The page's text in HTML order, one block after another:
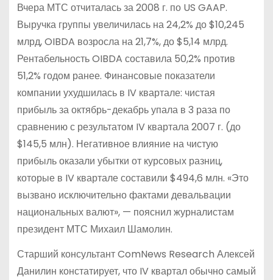
Вчера МТС отчиталась за 2008 г. по US GAAP.
Выручка группы увеличилась на 24,2% до $10,245
млрд, OIBDA возросла на 21,7%, до $5,14 млрд.
Рентабельность OIBDA составила 50,2% против
51,2% годом ранее. Финансовые показатели
компании ухудшилась в IV квартале: чистая
прибыль за октябрь-декабрь упала в 3 раза по
сравнению с результатом IV квартала 2007 г. (до
$145,5 млн). Негативное влияние на чистую
прибыль оказали убытки от курсовых разниц,
которые в IV квартале составили $494,6 млн. «Это
вызвано исключительно фактами девальвации
национальных валют», — пояснил журналистам
президент МТС Михаил Шамолин.
Старший консультант ComNews Research Алексей
Данилин констатирует, что IV квартал обычно самый